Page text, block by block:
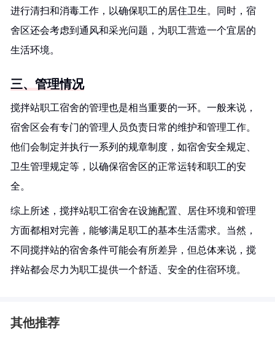
进行清扫和消毒工作，以确保职工的居住卫生。同时，宿
舍区还会考虑到通风和采光问题，为职工营造一个宜居的
生活环境。
三、管理情况
搅拌站职工宿舍的管理也是相当重要的一环。一般来说，
宿舍区会有专门的管理人员负责日常的维护和管理工作。
他们会制定并执行一系列的规章制度，如宿舍安全规定、
卫生管理规定等，以确保宿舍区的正常运转和职工的安
全。
综上所述，搅拌站职工宿舍在设施配置、居住环境和管理
方面都相对完善，能够满足职工的基本生活需求。当然，
不同搅拌站的宿舍条件可能会有所差异，但总体来说，搅
拌站都会尽力为职工提供一个舒适、安全的住宿环境。
其他推荐